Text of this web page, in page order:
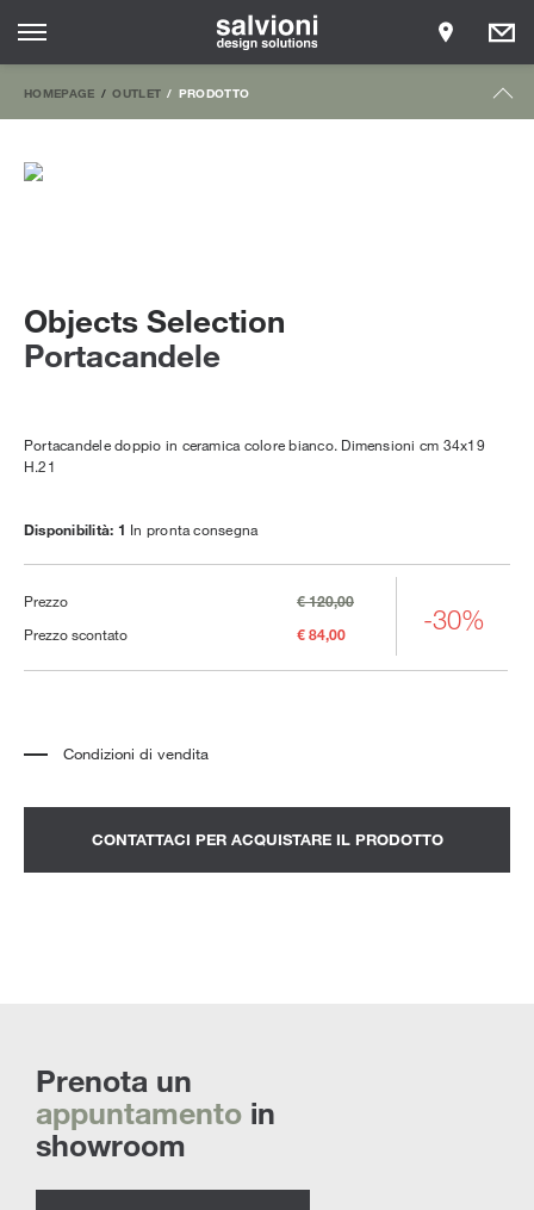
HOMEPAGE OUTLET PRODOTTO
Portacandele
Objects Selection
Portacandele doppio in ceramica colore bianco. Dimensioni cm 34x19
H.21
Disponibilità: 1 In pronta consegna
Prezzo
€ 120,00
Prezzo scontato
€ 84,00 -30%
Condizioni di vendita
essere quotato separatamente.
Trasporto e assemblaggio esclusi.
nello showroom.
CONTATTACI PER ACQUISTARE IL PRODOTTO
Prenota un
appuntamento in
showroom